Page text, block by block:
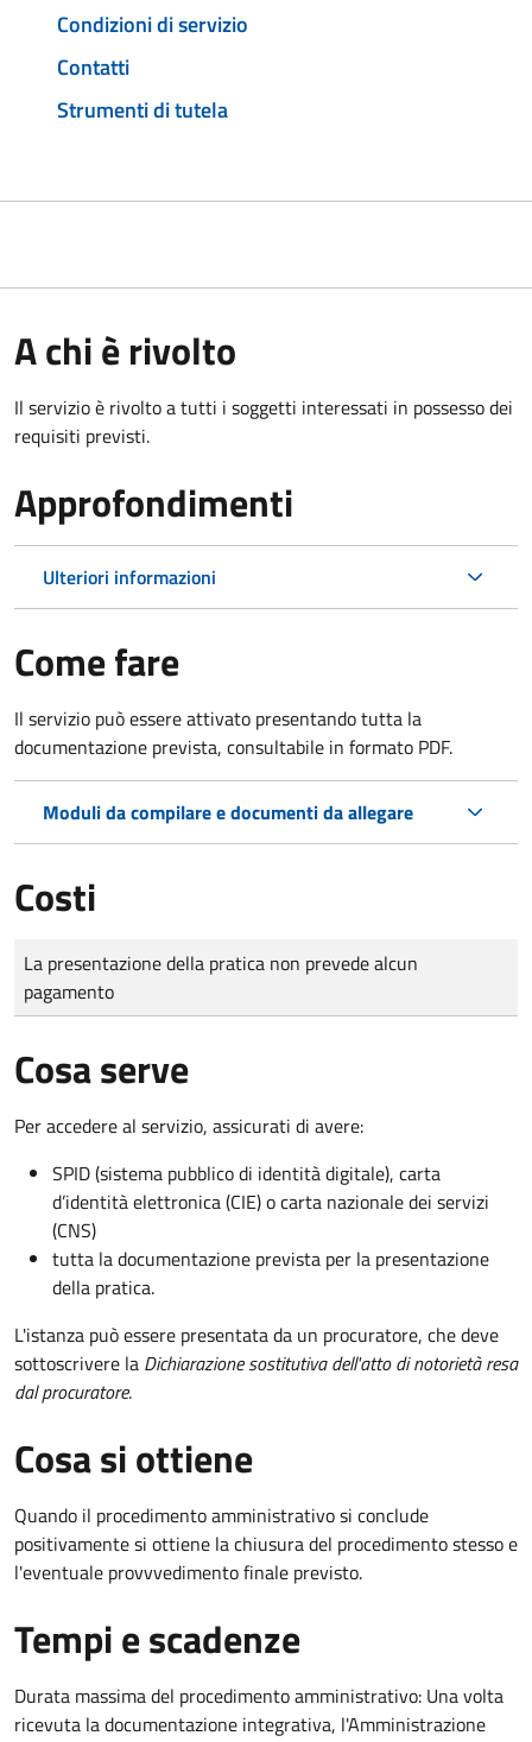
Condizioni di servizio
Contatti
Strumenti di tutela
A chi è rivolto
Il servizio è rivolto a tutti i soggetti interessati in possesso dei
requisiti previsti.
Approfondimenti
Ulteriori informazioni
Come fare
Il servizio può essere attivato presentando tutta la
documentazione prevista, consultabile in formato PDF.
Moduli da compilare e documenti da allegare
Costi
Tipo di pagamento
Importo
La presentazione della pratica non prevede alcun
pagamento
Cosa serve
Per accedere al servizio, assicurati di avere:
SPID (sistema pubblico di identità digitale), carta
d’identità elettronica (CIE) o carta nazionale dei servizi
(CNS)
tutta la documentazione prevista per la presentazione
della pratica.
L'istanza può essere presentata da un procuratore, che deve
sottoscrivere la Dichiarazione sostitutiva dell'atto di notorietà resa
dal procuratore.
Cosa si ottiene
Quando il procedimento amministrativo si conclude
positivamente si ottiene la chiusura del procedimento stesso e
l'eventuale provvvedimento finale previsto.
Tempi e scadenze
Durata massima del procedimento amministrativo: Una volta
ricevuta la documentazione integrativa, l'Amministrazione